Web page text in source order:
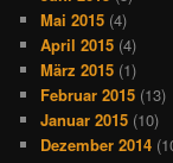
Mai 2015 (4)
April 2015 (4)
März 2015 (1)
Februar 2015 (13)
Januar 2015 (10)
Dezember 2014